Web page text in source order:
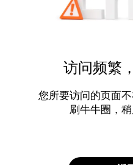
访问频繁
您所要访问的页面
刷牛牛圈，